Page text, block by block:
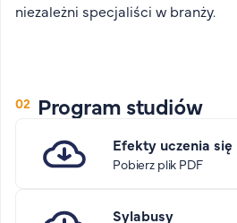
niezależni specjaliści w branży.
Program studiów
Efekty uczenia się
Pobierz plik PDF
Sylabusy